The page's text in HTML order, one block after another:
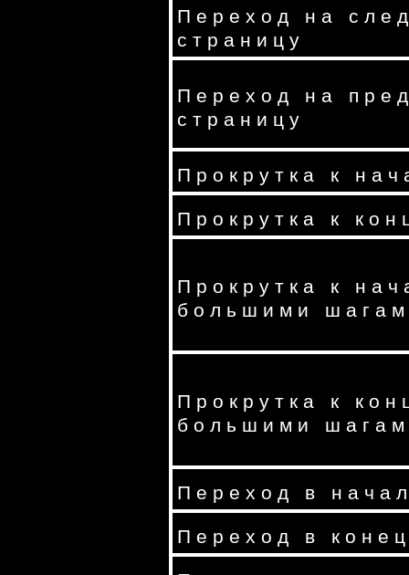
Переход на
страницу
Переход на
страницу
Прокрутка к
Прокрутка к
Прокрутка к
большими
Прокрутка к
большими
Переход в
Переход в